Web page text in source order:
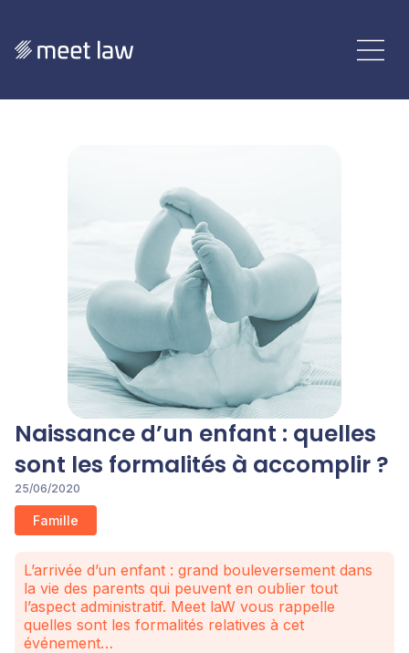
Naissance d’un enfant : quelles
sont les formalités à accomplir ?
25/06/2020
Famille
L’arrivée d’un enfant : grand bouleversement dans
la vie des parents qui peuvent en oublier tout
l’aspect administratif. Meet laW vous rappelle
quelles sont les formalités relatives à cet
événement…